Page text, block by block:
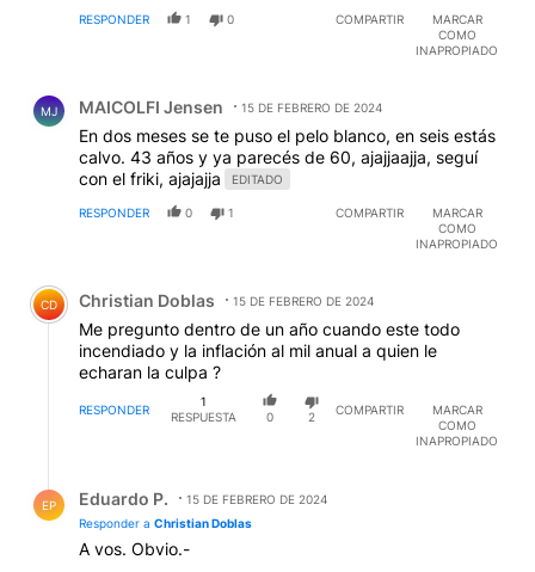
RESPONDER 1 0 COMPARTIR
MARCAR
COMO
INAPROPIADO
MJ MAICOLFI Jensen 15 DE FEBRERO DE 2024
En dos meses se te puso el pelo blanco, en seis estás
calvo. 43 años y ya parecés de 60, ajajjaajja, seguí
con el friki, ajajajja
EDITADO
RESPONDER 0 1 COMPARTIR
MARCAR
COMO
INAPROPIADO
Comentario de Christian Doblas.
CD Christian Doblas 15 DE FEBRERO DE 2024
Me pregunto dentro de un año cuando este todo
incendiado y la inflación al mil anual a quien le
echaran la culpa ?
RESPONDER
1
RESPUESTA
0 2
COMPARTIR
MARCAR
COMO
INAPROPIADO
EP Eduardo P.
15 DE FEBRERO DE 2024
Responder a Christian Doblas
A vos. Obvio.-